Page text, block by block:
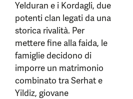
Yelduran e i Kordagli, due
potenti clan legati da una
storica rivalità. Per
mettere fine alla faida, le
famiglie decidono di
imporre un matrimonio
combinato tra Serhat e
Yildiz, giovane